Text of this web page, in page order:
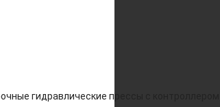
гидравлические прессы с контроллером